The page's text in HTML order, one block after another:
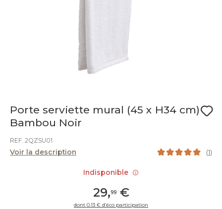
Porte serviette mural (45 x H34 cm)
Bambou Noir
REF. 2QZSU01
Voir la description (1)
29,99€
dont 0.13 € d’éco participation